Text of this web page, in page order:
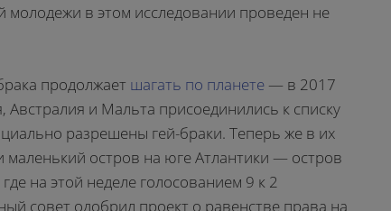
молодежи в этом исследовании проведен не
продолжает шагать по планете — в 2017
Австралия и Мальта присоединились к списку
разрешены гей-браки. Теперь же в их
маленький остров на юге Атлантики — остров
на этой неделе голосованием 9 к 2
совет одобрил проект о равенстве права на